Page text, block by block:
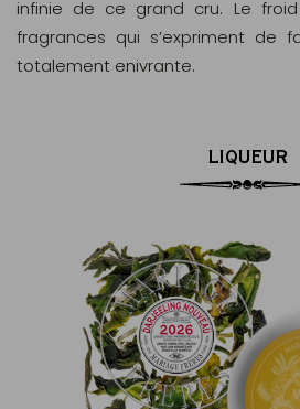
infinie de ce grand cru. Le
fragrances qui s’expriment de
totalement enivrante.
LIQUEUR